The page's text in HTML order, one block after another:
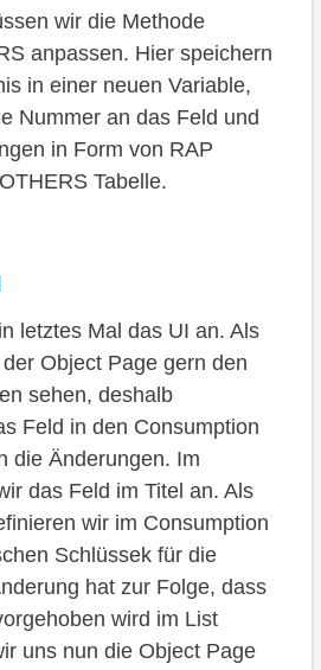
wir die Methode
anpassen. Hier speichern
in einer neuen Variable,
Nummer an das Feld und
in Form von RAP
Tabelle.
letztes Mal das UI an. Als
Object Page gern den
sehen, deshalb
Feld in den Consumption
die Änderungen. Im
das Feld im Titel an. Als
wir im Consumption
Schlüssek für die
hat zur Folge, dass
wird im List
uns nun die Object Page